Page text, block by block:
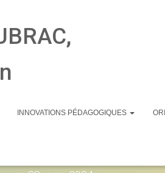
INNOVATIONS PÉDAGOGIQUES